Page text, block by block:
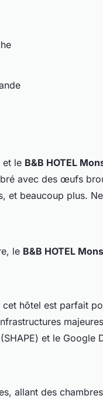
et le B&B HOTEL
avec des œufs
et beaucoup plus.
le B&B HOTEL
hôtel est parfait
et le Google
allant des